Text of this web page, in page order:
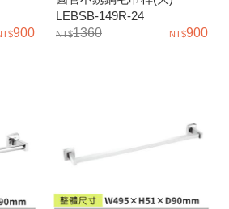
900
LEBSB-149R-24
1360
900